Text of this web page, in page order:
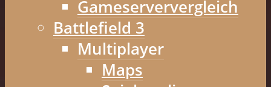
Gameserververgleich
Battlefield 3
Multiplayer
Maps